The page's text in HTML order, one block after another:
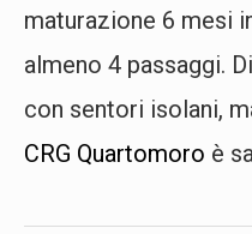
maturazione 6 mesi
almeno 4 passaggi.
con sentori isolani,
CRG Quartomoro è